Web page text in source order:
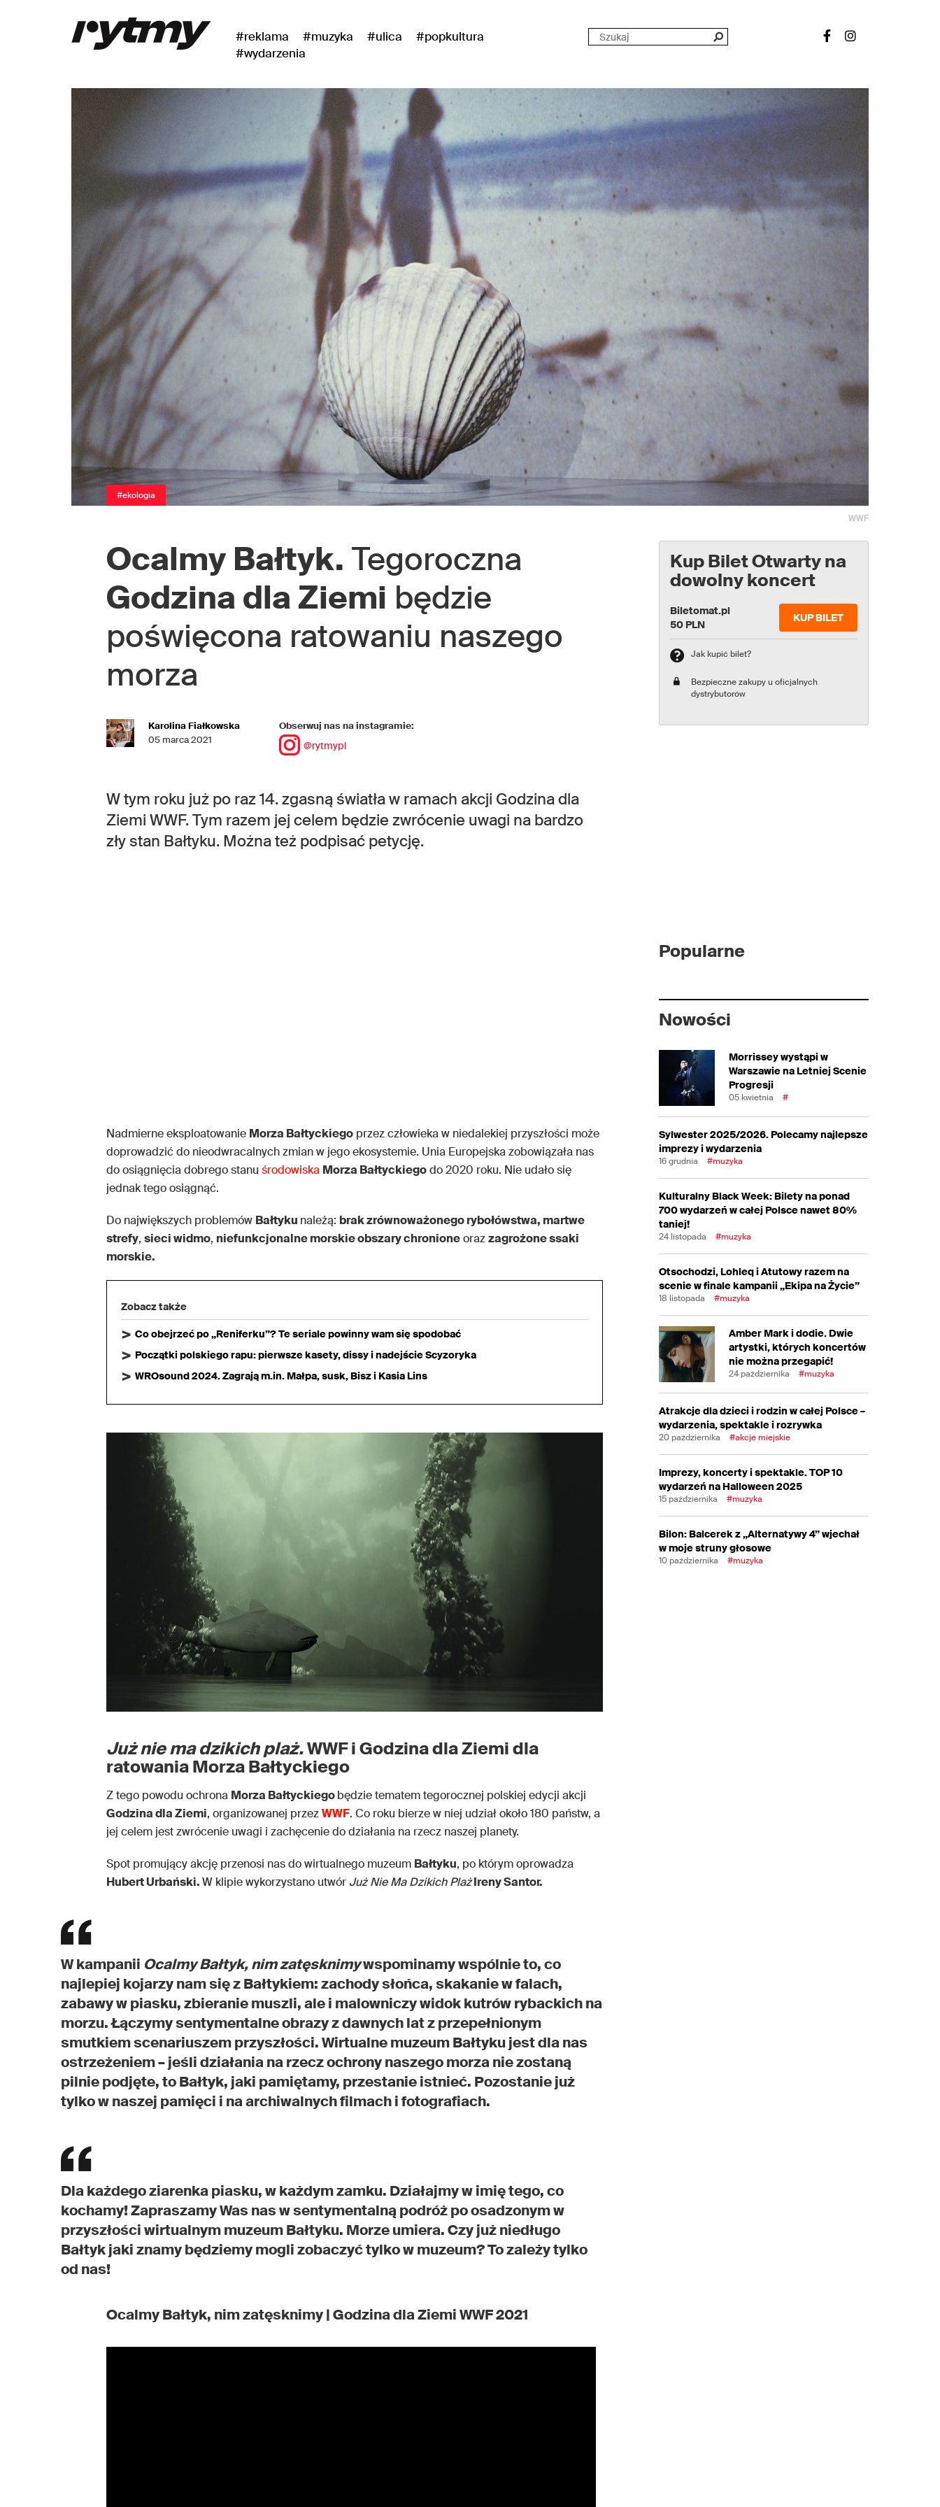
#reklama #muzyka #ulica
#popkultura
#wydarzenia
#ekologia
WWF
Ocalmy Bałtyk. Tegoroczna
Godzina dla Ziemi będzie
poświęcona ratowaniu naszego
morza
Karolina Fiałkowska
05 marca 2021
Obserwuj nas na instagramie:
@rytmypl
W tym roku już po raz 14. zgasną światła w ramach akcji Godzina dla
Ziemi WWF. Tym razem jej celem będzie zwrócenie uwagi na bardzo
zły stan Bałtyku. Można też podpisać petycję.
Nadmierne eksploatowanie Morza Bałtyckiego przez człowieka w niedalekiej przyszłości może
doprowadzić do nieodwracalnych zmian w jego ekosystemie. Unia Europejska zobowiązała nas
do osiągnięcia dobrego stanu środowiska Morza Bałtyckiegodo 2020 roku. Nie udało się
jednak tego osiągnąć.
Do największych problemów Bałtyku należą: brak zrównoważonego rybołówstwa, martwe
strefy, sieci widmo, niefunkcjonalne morskie obszary chronioneorazzagrożone ssaki
morskie.
Zobacz także
Co obejrzeć po „Reniferku”? Te seriale powinny wam się spodobać
Początki polskiego rapu: pierwsze kasety, dissy i nadejście Scyzoryka
WROsound 2024. Zagrają m.in. Małpa, susk, Bisz i Kasia Lins
Już nie ma dzikich plaż.WWF i Godzina dla Ziemi dla
ratowania Morza Bałtyckiego
Z tego powodu ochrona Morza Bałtyckiegobędzie tematem tegorocznej polskiej edycji akcji
Godzina dla Ziemi, organizowanej przezWWF. Co roku bierze w niej udział około 180 państw, a
jej celem jest zwrócenie uwagi i zachęcenie do działania na rzecz naszej planety.
Spot promujący akcję przenosi nas do wirtualnego muzeum Bałtyku, po którym oprowadza
Hubert Urbański.W klipie wykorzystano utwór Już Nie Ma Dzikich PlażIreny Santor.
W kampanii Ocalmy Bałtyk, nim zatęsknimywspominamy wspólnie to, co
najlepiej kojarzy nam się z Bałtykiem: zachody słońca, skakanie w falach,
zabawy w piasku, zbieranie muszli, ale i malowniczy widok kutrów rybackich na
morzu. Łączymy sentymentalne obrazy z dawnych lat z przepełnionym
smutkiem scenariuszem przyszłości. Wirtualne muzeum Bałtyku jest dla nas
ostrzeżeniem – jeśli działania na rzecz ochrony naszego morza nie zostaną
pilnie podjęte, to Bałtyk, jaki pamiętamy, przestanie istnieć. Pozostanie już
tylko w naszej pamięci i na archiwalnych filmach i fotografiach.
Dla każdego ziarenka piasku, w każdym zamku. Działajmy w imię tego, co
kochamy! Zapraszamy Was nas w sentymentalną podróż po osadzonym w
przyszłości wirtualnym muzeum Bałtyku. Morze umiera. Czy już niedługo
Bałtyk jaki znamy będziemy mogli zobaczyć tylko w muzeum? To zależy tylko
od nas!
Ocalmy Bałtyk, nim zatęsknimy | Godzina dla Ziemi WWF 2021
Kup Bilet Otwarty na
dowolny koncert
Biletomat.pl
50 PLN
KUP BILET
Jak kupić bilet?
Bezpieczne zakupy u oficjalnych
dystrybutorów
Popularne
Nowości
Morrissey wystąpi w
Warszawie na Letniej Scenie
Progresji
05 kwietnia #
Sylwester 2025/2026. Polecamy najlepsze
imprezy i wydarzenia
16 grudnia #muzyka
Kulturalny Black Week: Bilety na ponad
700 wydarzeń w całej Polsce nawet 80%
taniej!
24 listopada #muzyka
Otsochodzi, Lohleq i Atutowy razem na
scenie w finale kampanii „Ekipa na Życie”
18 listopada #muzyka
Amber Mark i dodie. Dwie
artystki, których koncertów
nie można przegapić!
24 października #muzyka
Atrakcje dla dzieci i rodzin w całej Polsce –
wydarzenia, spektakle i rozrywka
20 października #akcje miejskie
Imprezy, koncerty i spektakle. TOP 10
wydarzeń na Halloween 2025
15 października #muzyka
Bilon: Balcerek z „Alternatywy 4” wjechał
w moje struny głosowe
10 października #muzyka